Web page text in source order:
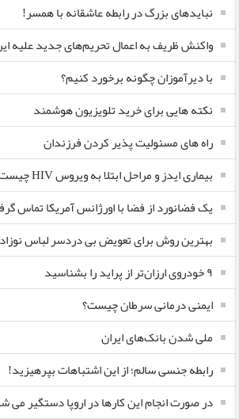
نبایدهای بزرگ در رابطه عاشقانه با همسر!
واکنش ظریف به اعمال تحریم‌های جدید علیه
با دیرآموزان چگونه برخورد کنیم؟
نکته هایی برای خرید تلویزیون هوشمند
راه های مسئولیت پذیر کردن فرزندان
بیماری ایدز و مراحل ابتلا به ویروس HIV چیست؟
یک فضانورد از فضا با اورژانس آمریکا تماس
بهترین روش برای تعویض بی دردسر لباس
٩ خودروی ارزان‌تر از پراید را بشناسید
ایمنی درمانی سرطان چیست؟
ملی شدن بانک‌های ایران
رابطه جنسی سالم؛ از این اشتباهات بپرهیزید!
در صورت انجام این کارها در اروپا دستگیر می